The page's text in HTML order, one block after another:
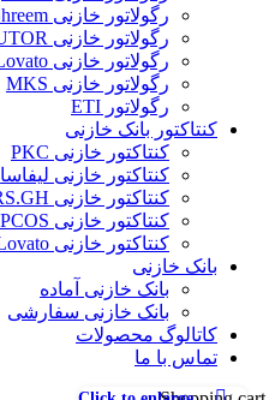
رگولاتور خازنی Shreem
رگولاتور خازنی CIRCUTOR
رگولاتور خازنی Lovato
رگولاتور خازنی MKS
رگولاتور ETI
کنتاکتور بانک خازنی
کنتاکتور خازنی PKC
کنتاکتور خازنی لیفاسا
کنتاکتور خازنی PARS.GH
کنتاکتور خازنی EPCOS
کنتاکتور خازنی Lovato
بانک خازنی
بانک خازنی آماده
بانک خازنی سفارشی
کاتالوگ محصولات
تماس با ما